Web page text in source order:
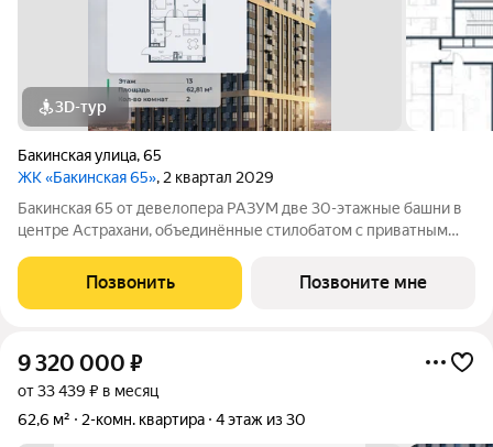
3D-тур
Бакинская улица,65
ЖК «Бакинская 65», 2 квартал 2029
Бакинская 65 от девелопера РАЗУМ две 30-этажные башни в
центре Астрахани, объединённые стилобатом с приватным
доступности находятся лучшие школы, гимназии и детские
Позвонить Позвоните мне
9 320 000 ₽
от 33 439 ₽ в месяц
62,6 м²
2-комн. квартира 4 этаж из 30